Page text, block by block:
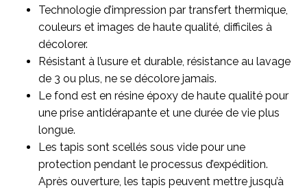
Technologie d’impression par transfert thermique,
couleurs et images de haute qualité, difficiles à
décolorer.
Résistant à l’usure et durable, résistance au lavage
de 3 ou plus, ne se décolore jamais.
Le fond est en résine époxy de haute qualité pour
une prise antidérapante et une durée de vie plus
longue.
Les tapis sont scellés sous vide pour une
protection pendant le processus d’expédition.
Après ouverture, les tapis peuvent mettre jusqu’à